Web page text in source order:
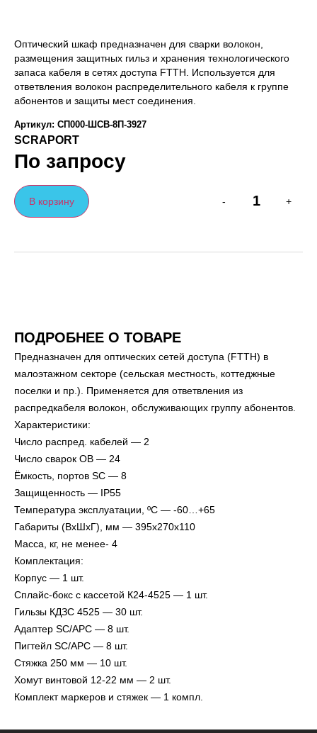
Оптический шкаф предназначен для сварки волокон,
размещения защитных гильз и хранения технологического
запаса кабеля в сетях доступа FTTH. Используется для
ответвления волокон распределительного кабеля к группе
абонентов и защиты мест соединения.
Артикул: СП000-ШСВ-8П-3927
SCRAPORT
По запросу
- +
В корзину
ПОДРОБНЕЕ О ТОВАРЕ
Предназначен для оптических сетей доступа (FTTH) в
малоэтажном секторе (сельская местность, коттеджные
поселки и пр.). Применяется для ответвления из
распредкабеля волокон, обслуживающих группу абонентов.
Характеристики:
Число распред. кабелей — 2
Число сварок ОВ — 24
Ёмкость, портов SC — 8
Защищенность — IP55
Температура эксплуатации, ºС — -60…+65
Габариты (ВхШхГ), мм — 395х270х110
Масса, кг, не менее- 4
Комплектация:
Корпус — 1 шт.
Сплайс-бокс с кассетой К24-4525 — 1 шт.
Гильзы КДЗС 4525 — 30 шт.
Адаптер SC/APC — 8 шт.
Пигтейл SC/APC — 8 шт.
Стяжка 250 мм — 10 шт.
Хомут винтовой 12-22 мм — 2 шт.
Комплект маркеров и стяжек — 1 компл.